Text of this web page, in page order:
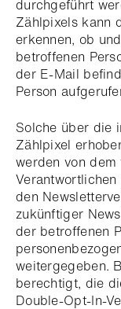
durchgeführt
Zählpixels kann
erkennen, ob
betroffenen
der E-Mail
Person
Solche über die
Zählpixel
werden von
den
zukünftiger
der betroffenen
weitergegeben.
berechtigt, die
Double-Opt-In-